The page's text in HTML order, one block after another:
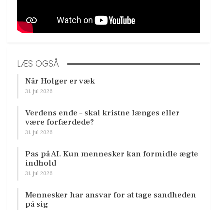
LÆS OGSÅ
Når Holger er væk
31. jul 2026
Verdens ende – skal kristne længes eller
være forfærdede?
31. jul 2026
Pas på AI. Kun mennesker kan formidle ægte
indhold
31. jul 2026
Mennesker har ansvar for at tage sandheden
på sig